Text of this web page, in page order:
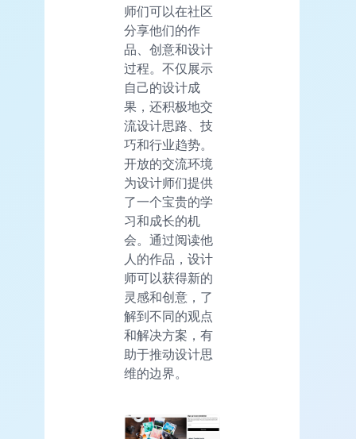
师们可以在社区
分享他们的作
品、创意和设计
过程。不仅展示
自己的设计成
果，还积极地交
流设计思路、技
巧和行业趋势。
开放的交流环境
为设计师们提供
了一个宝贵的学
习和成长的机
会。通过阅读他
人的作品，设计
师可以获得新的
灵感和创意，了
解到不同的观点
和解决方案，有
助于推动设计思
维的边界。